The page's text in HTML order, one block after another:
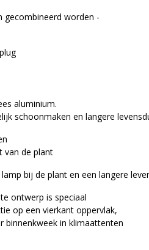
gecombineerd worden -
aluminium.
schoonmaken en langere
van de plant
bij de plant en een langere
ontwerp is speciaal
op een vierkant oppervlak,
binnenkweek in klimaattenten